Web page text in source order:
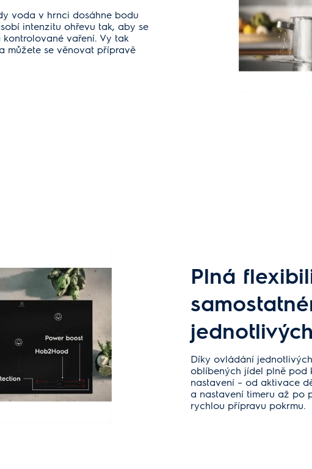
voda v hrnci dosáhne bodu
intenzitu ohřevu tak, aby se
vaření. Vy tak
můžete se věnovat přípravě
Plná
Díky ovládání
oblíbených jídel plně pod
nastavení – od aktivace
a nastavení timeru až po
rychlou přípravu pokrmu.